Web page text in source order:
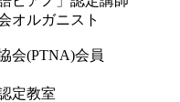
オルガニスト
会(PTNA)会員
定教室